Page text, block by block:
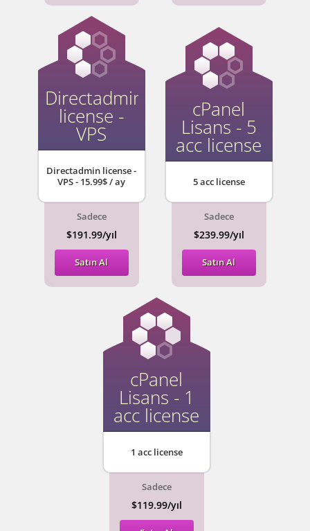
Directadmin
license -
VPS
Directadmin license -
VPS - 15.99$ / ay
Sadece
$191.99/yıl
Satın Al
cPanel
Lisans - 5
acc license
5 acc license
Sadece
$239.99/yıl
Satın Al
cPanel
Lisans - 1
acc license
1 acc license
Sadece
$119.99/yıl